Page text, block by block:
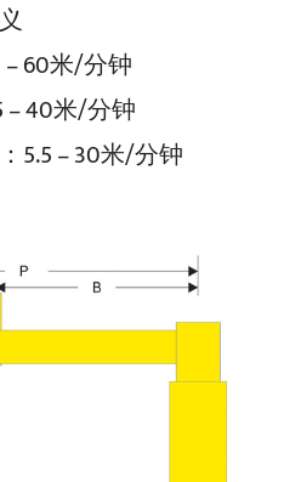
60米/分钟
– 40米/分钟
5.5 – 30米/分钟